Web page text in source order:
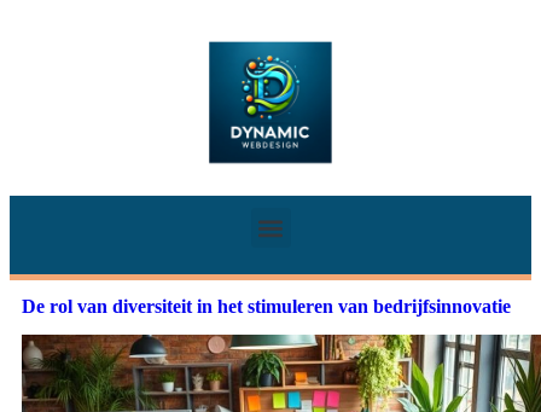
De rol van diversiteit in het stimuleren van bedrijfsinnovatie